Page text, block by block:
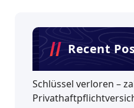
Recent
Schlüssel verloren –